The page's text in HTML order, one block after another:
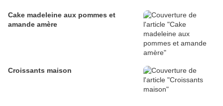
Cake madeleine aux pommes et
amande amère
Croissants maison